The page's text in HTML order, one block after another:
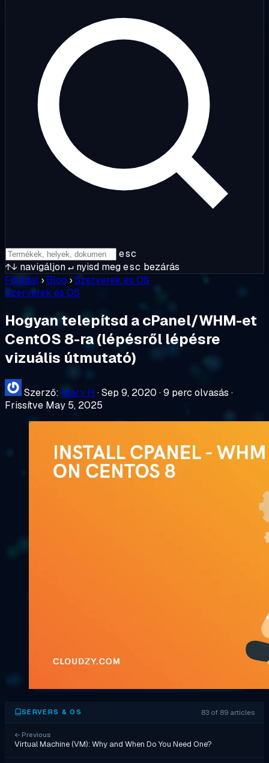
esc
↑↓ navigáljon↵ nyisd megesc bezárás
Főoldal › Blog ›Szerverek és OS
Szerverek és OS
Hogyan telepítsd a cPanel/WHM-et
CentOS 8-ra (lépésről lépésre
vizuális útmutató)
Szerző: Mary H ·Sep 9, 2020 ·9 perc olvasás ·
Frissítve May 5, 2025
SERVERS & OS 83 of 89 articles
← Previous
Virtual Machine (VM): Why and When Do You Need One?